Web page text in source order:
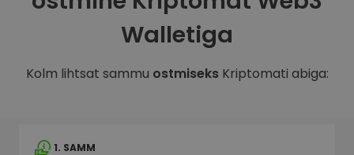
Walletiga
Kolm lihtsat sammu ostmiseksKriptomati abiga:
1. SAMM